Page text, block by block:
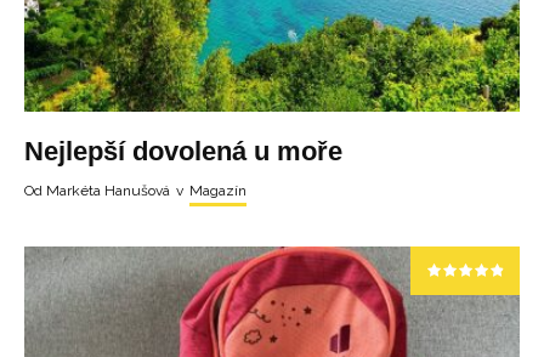
Nejlepší dovolená u moře
Od Markéta Hanušová v Magazín